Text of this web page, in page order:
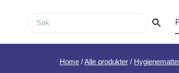
Home /Alle produkter /